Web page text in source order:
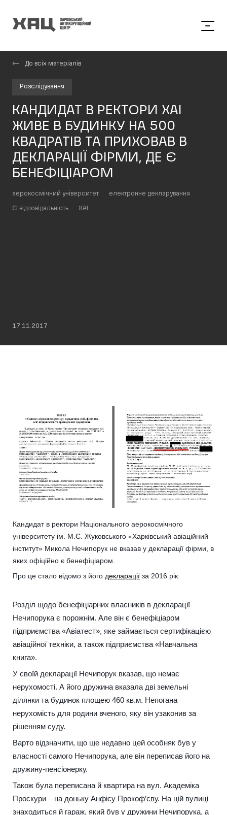
До всіх матеріалів
Розслідування
КАНДИДАТ В РЕКТОРИ ХАІ
ЖИВЕ В БУДИНКУ НА 500
КВАДРАТІВ ТА ПРИХОВАВ В
ДЕКЛАРАЦІЇ ФІРМИ, ДЕ Є
БЕНЕФІЦІАРОМ
аерокосмічний університет електронне декларування
Є_відповідальність ХАІ
17.11.2017
Кандидат в ректори Національного аерокосмічного
університету ім. М.Є. Жуковського «Харківський авіаційний
інститут» Микола Нечипорук не вказав у декларації фірми, в
яких офіційно є бенефіціаром.
Про це стало відомо з його декларації за 2016 рік.
Розділ щодо бенефіціарних власників в декларації
Нечипорука є порожнім. Але він є бенефіціаром
підприємства «Авіатест», яке займається сертифікацією
авіаційної техніки, а також підприємства «Навчальна
книга».
У своїй декларації Нечипорук вказав, що немає
нерухомості. А його дружина вказала дві земельні
ділянки та будинок площею 460 кв.м. Непогана
нерухомість для родини вченого, яку він узаконив за
рішенням суду.
Варто відзначити, що ще недавно цей особняк був у
власності самого Нечипорука, але він переписав його на
дружину-пенсіонерку.
Також була переписана й квартира на вул. Академіка
Проскури – на доньку Анфісу Прокоф’єву. На цій вулиці
знаходиться й гараж, який був у дружини Нечипорука, а